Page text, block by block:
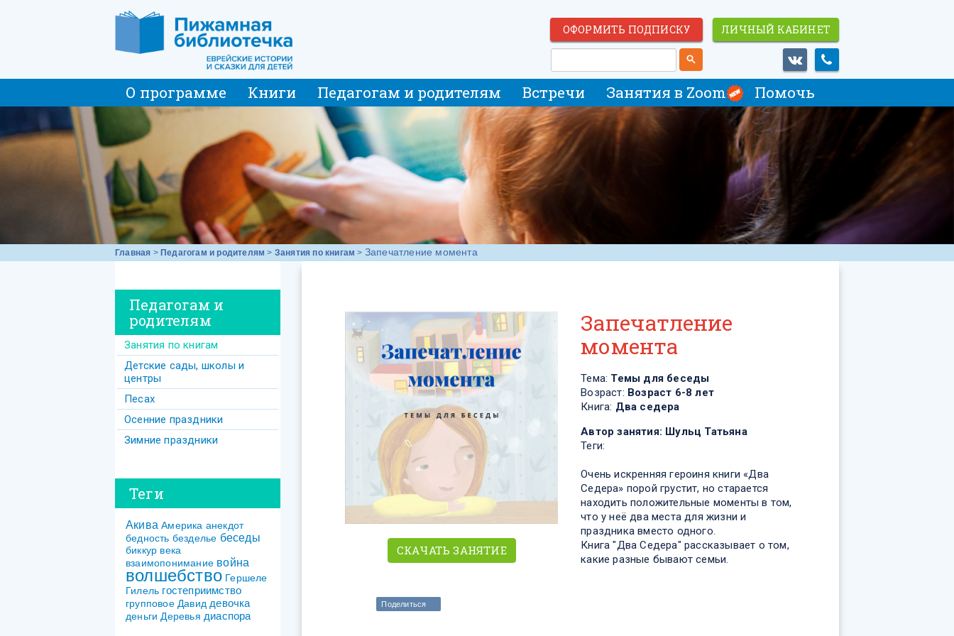
ОФОРМИТЬ ПОДПИСКУ ЛИЧНЫЙ КАБИНЕТ
О программе Книги Педагогам и родителям Встречи Занятия в Zoom Помочь
Главная > Педагогам и родителям > Занятия по книгам > Запечатление момента
СКАЧАТЬ ЗАНЯТИЕ
Поделиться
Запечатление
момента
Тема: Темы для беседы
Возраст: Возраст 6-8 лет
Книга: Два седера
Автор занятия: Шульц Татьяна
Теги:
Очень искренняя героиня книги «Два
Седера» порой грустит, но старается
находить положительные моменты в том,
что у неё два места для жизни и
праздника вместо одного.
Книга "Два Седера" рассказывает о том,
какие разные бывают семьи.
Педагогам и
родителям
Занятия по книгам
Детские сады, школы и
центры
Песах
Осенние праздники
Зимние праздники
Теги
Акива Америка анекдот
бедность безделье беседы
биккур века
взаимопонимание война
волшебство Гершеле
Гилель гостеприимство
групповое Давид девочка
деньги Деревья диаспора